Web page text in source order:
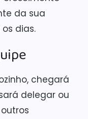
da sua
dias.
chegará
delegar ou